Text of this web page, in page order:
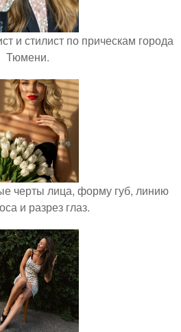
и стилист по прическам города
Тюмени.
черты лица, форму губ, линию
и разрез глаз.